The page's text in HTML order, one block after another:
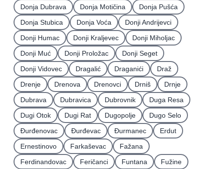
Donja Dubrava
Donja Motičina
Donja Pušća
Donja Stubica
Donja Voća
Donji Andrijevci
Donji Humac
Donji Kraljevec
Donji Miholjac
Donji Muć
Donji Proložac
Donji Seget
Donji Vidovec
Dragalić Draganići
Draž
Drenje
Drenova Drenovci Drniš
Drnje
Dubrava
Dubravica Dubrovnik
Duga Resa
Dugi Otok
Dugi Rat Dugopolje
Dugo Selo
Ðurđenovac
Ðurđevac Ðurmanec
Erdut
Ernestinovo
Farkaševac
Fažana
Ferdinandovac
Feričanci Funtana
Fužine